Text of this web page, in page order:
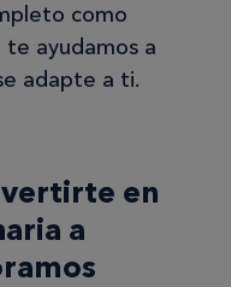
como
te ayudamos a
adapte a ti.
en
a